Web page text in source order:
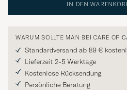
IN DEN
WARUM SOLLTE MAN BEI CARE OF
Standardversand ab 89 €
Lieferzeit 2-5 Werktage
Kostenlose Rücksendung
Persönliche Beratung